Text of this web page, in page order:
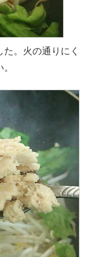
。火の通りにく